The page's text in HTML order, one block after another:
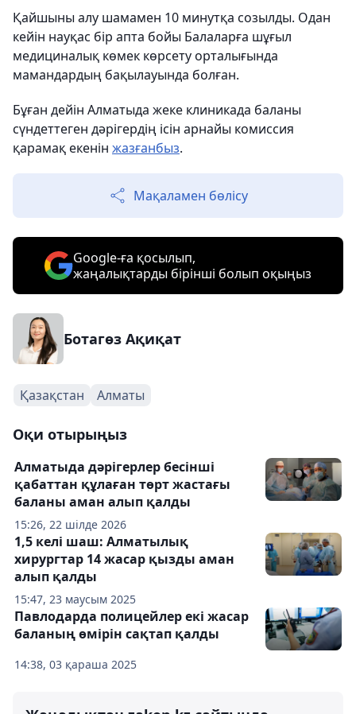
Қайшыны алу шамамен 10 минутқа созылды. Одан
кейін науқас бір апта бойы Балаларға шұғыл
медициналық көмек көрсету орталығында
мамандардың бақылауында болған.
Бұған дейін Алматыда жеке клиникада баланы
сүндеттеген дәрігердің ісін арнайы комиссия
қарамақ екенін жазғанбыз.
Мақаламен бөлісу
Google-ға қосылып,
жаңалықтарды бірінші болып оқыңыз
Ботагөз Ақиқат
Қазақстан Алматы
Оқи отырыңыз
15:26, 22 шілде 2026
Алматыда дәрігерлер бесінші
қабаттан құлаған төрт жастағы
баланы аман алып қалды
15:47, 23 маусым 2025
1,5 келі шаш: Алматылық
хирургтар 14 жасар қызды аман
алып қалды
14:38, 03 қараша 2025
Павлодарда полицейлер екі жасар
баланың өмірін сақтап қалды